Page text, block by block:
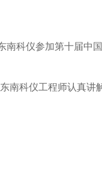
东南科仪工程师认真讲